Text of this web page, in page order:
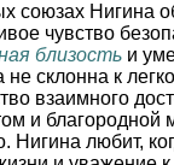
союзах Нигина
чувство
близость и
склонна к
взаимного
и благородной
Нигина любит,